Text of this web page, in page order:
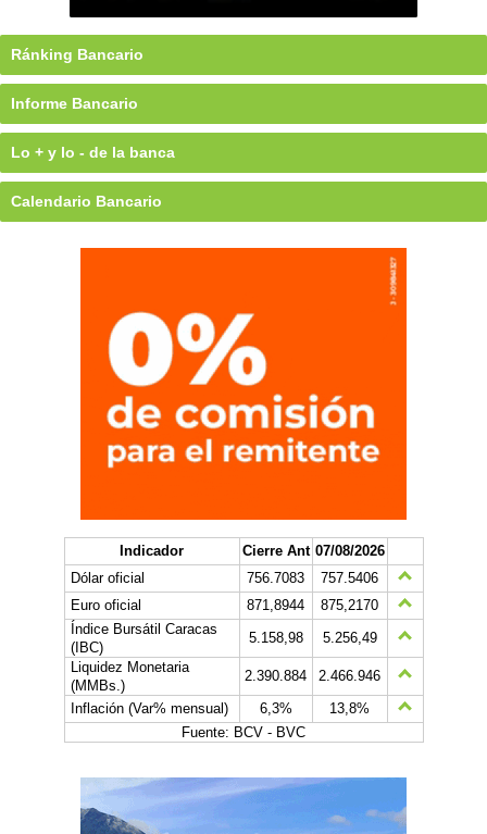
Ránking Bancario
Informe Bancario
Lo + y lo - de la banca
Calendario Bancario
Indicador Cierre Ant 07/08/2026
Dólar oficial
756.7083
757.5406
Euro oficial
871,8944
875,2170
Índice Bursátil Caracas
(IBC)
5.158,98
5.256,49
Liquidez Monetaria
(MMBs.)
2.390.884
2.466.946
Inflación (Var% mensual)
6,3%
13,8%
Fuente: BCV - BVC